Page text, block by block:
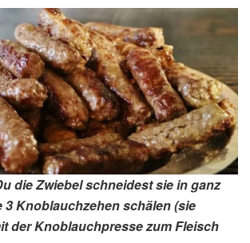
die Zwiebel schneidest sie in ganz
3 Knoblauchzehen schälen (sie
der Knoblauchpresse zum Fleisch